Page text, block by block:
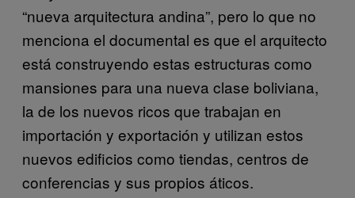
“nueva arquitectura andina”, pero lo que no
menciona el documental es que el arquitecto
está construyendo estas estructuras como
mansiones para una nueva clase boliviana,
la de los nuevos ricos que trabajan en
importación y exportación y utilizan estos
nuevos edificios como tiendas, centros de
conferencias y sus propios áticos.